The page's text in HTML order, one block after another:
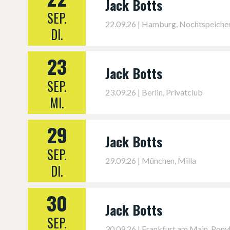
SEP.
DI.
Jack Botts
22.09.26 | Hamburg,
23
SEP.
MI.
Jack Botts
23.09.26 | Berlin, Privatclub
29
SEP.
DI.
Jack Botts
29.09.26 | München, Milla
30
SEP.
Jack Botts